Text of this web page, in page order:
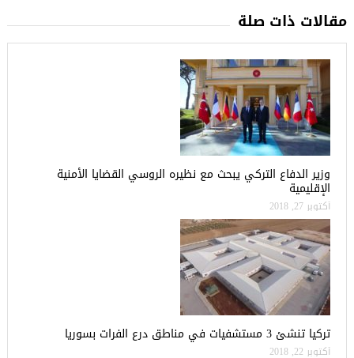
مقالات ذات صلة
وزير الدفاع التركي يبحث مع نظيره الروسي القضايا الأمنية
الإقليمية
أكتوبر 27, 2018
تركيا تنشئ 3 مستشفيات في مناطق درع الفرات بسوريا
أكتوبر 22, 2018